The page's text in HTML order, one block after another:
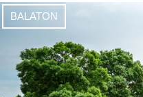
BALATON